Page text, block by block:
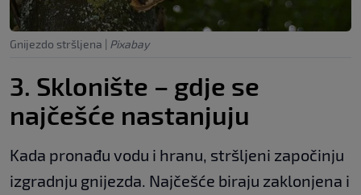
Gnijezdo stršljena | Pixabay
3. Sklonište – gdje se
najčešće nastanjuju
Kada pronađu vodu i hranu, stršljeni započinju
izgradnju gnijezda. Najčešće biraju zaklonjena i